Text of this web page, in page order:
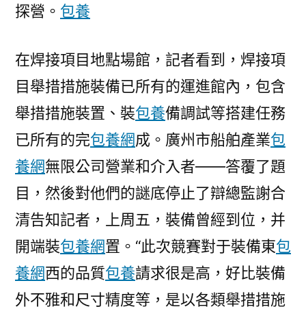
7
日
下
S
養
網
站
午
周
全
成〉
探營。 包養
在焊接項目地點場館，記者看到，焊接項
目舉措措施裝備已所有的運進館內，包含
舉措措施裝置、裝包養備調試等搭建任務
已所有的完包養網成。廣州市船舶產業包
養網無限公司營業和介入者——答覆了題
目，然後對他們的謎底停止了辯總監謝合
清告知記者，上周五，裝備曾經到位，并
開端裝包養網置。“此次競賽對于裝備東包
養網西的品質包養請求很是高，好比裝備
外不雅和尺寸精度等，是以各類舉措措施